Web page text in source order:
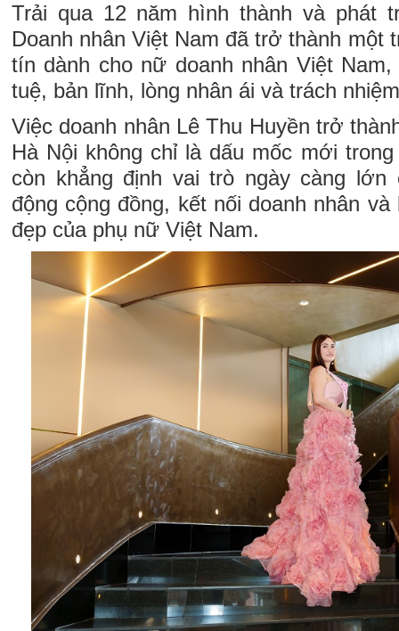
Trải qua 12 năm hình thành và phát
Doanh nhân Việt Nam đã trở thành một
tín dành cho nữ doanh nhân Việt
tuệ, bản lĩnh, lòng nhân ái và trách
Việc doanh nhân Lê Thu Huyền trở
Hà Nội không chỉ là dấu mốc mới
còn khẳng định vai trò ngày càng lớn
động cộng đồng, kết nối doanh nhân
đẹp của phụ nữ Việt Nam.